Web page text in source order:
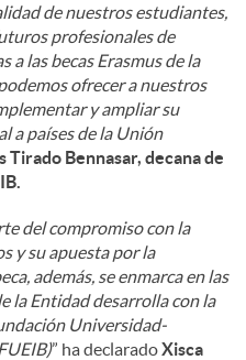
de nuestros estudiantes,
profesionales de
las becas Erasmus de la
ofrecer a nuestros
y ampliar su
a países de la Unión
Tirado Bennasar, decana de
del compromiso con la
y su apuesta por la
además, se enmarca en las
la Entidad desarrolla con la
Universidad-
” ha declaradoXisca